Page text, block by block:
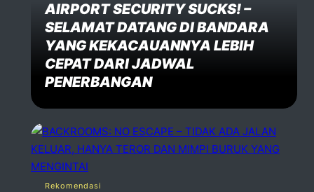
AIRPORT SECURITY SUCKS! –
SELAMAT DATANG DI BANDARA
YANG KEKACAUANNYA LEBIH
CEPAT DARI JADWAL
PENERBANGAN
Rekomendasi